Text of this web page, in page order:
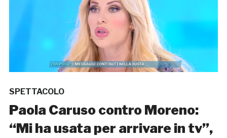
SPETTACOLO
Paola Caruso contro Moreno:
“Mi ha usata per arrivare in tv”,